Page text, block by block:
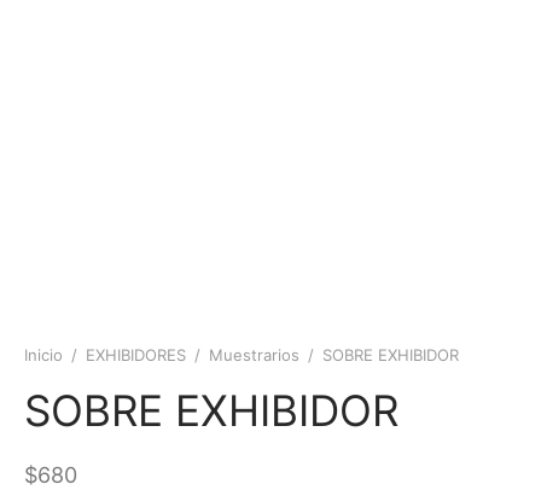
Inicio / EXHIBIDORES / Muestrarios / SOBRE EXHIBIDOR
SOBRE EXHIBIDOR
$680